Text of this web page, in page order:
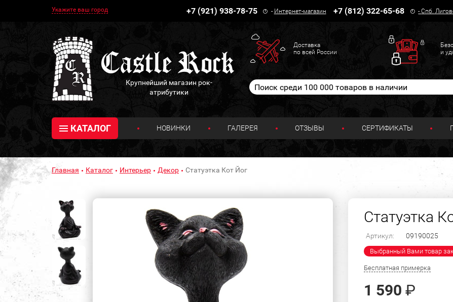
Укажите ваш город +7 (921) 938-78-75 - Интернет-магазин +7 (812) 322-65-68 -Спб.
Крупнейший магазин рок-
атрибутики
Доставка
по всей России
и
КАТАЛОГ НОВИНКИ ГАЛЕРЕЯ ОТЗЫВЫ СЕРТИФИКАТЫ
Главная Каталог Интерьер Декор Статуэтка Кот Йог
Статуэтка
Артикул: 09190025
Выбранный Вами товар
Бесплатная примерка
1 590 ₽